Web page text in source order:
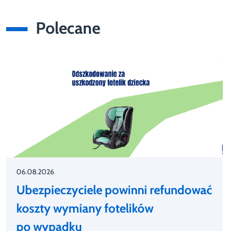
Polecane
06.08.2026
Ubezpieczyciele powinni refundować
koszty wymiany fotelików
po wypadku